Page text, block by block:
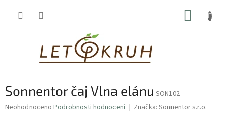
Sonnentor čaj Vlna elánu SON102
Průměrné
Neohodnoceno Podrobnosti hodnocení Značka: Sonnentor s.r.o.